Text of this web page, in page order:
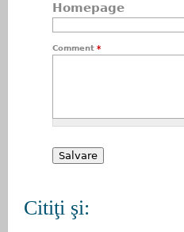
Homepage
Comment *
Citiţi şi: